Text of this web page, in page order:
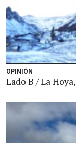
OPINIÓN
Lado B / La